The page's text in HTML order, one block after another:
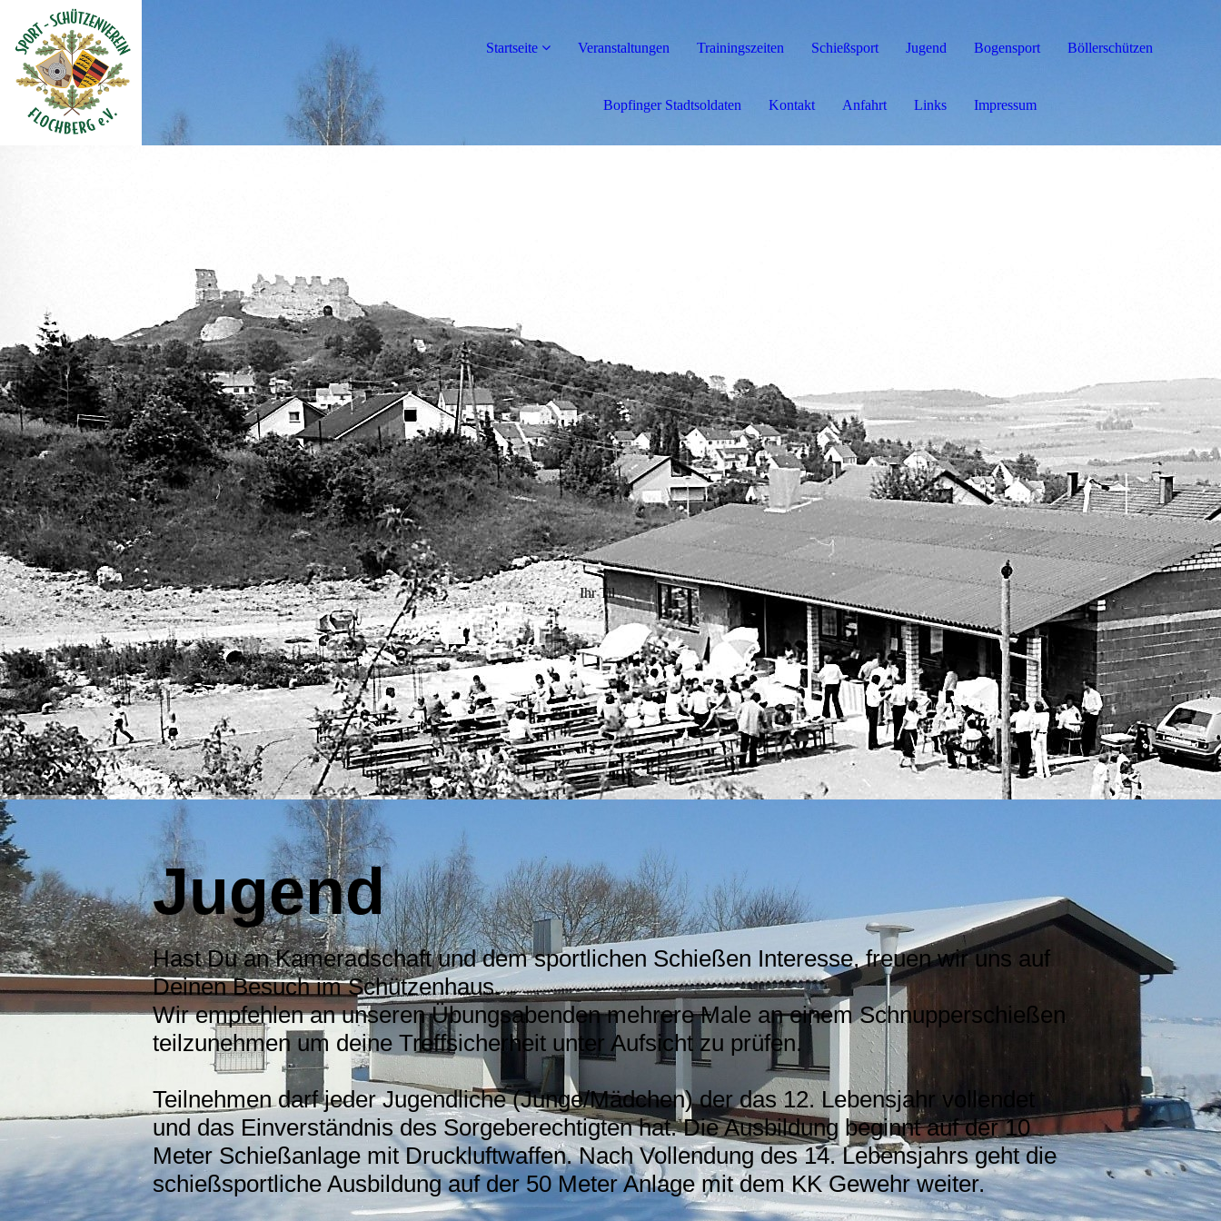
Startseite Veranstaltungen Trainingszeiten Schießsport Jugend Bogensport Böllerschützen
Bopfinger Stadtsoldaten Kontakt Anfahrt Links Impressum
Ihr Til
Jugend
Hast Du an Kameradschaft und dem sportlichen Schießen Interesse, freuen wir uns auf
Deinen Besuch im Schützenhaus.
Wir empfehlen an unseren Übungsabenden mehrere Male an einem Schnupperschießen
teilzunehmen um deine Treffsicherheit unter Aufsicht zu prüfen.
Teilnehmen darf jeder Jugendliche (Junge/Mädchen) der das 12. Lebensjahr vollendet
und das Einverständnis des Sorgeberechtigten hat. Die Ausbildung beginnt auf der 10
Meter Schießanlage mit Druckluftwaffen. Nach Vollendung des 14. Lebensjahrs geht die
schießsportliche Ausbildung auf der 50 Meter Anlage mit dem KK Gewehr weiter.